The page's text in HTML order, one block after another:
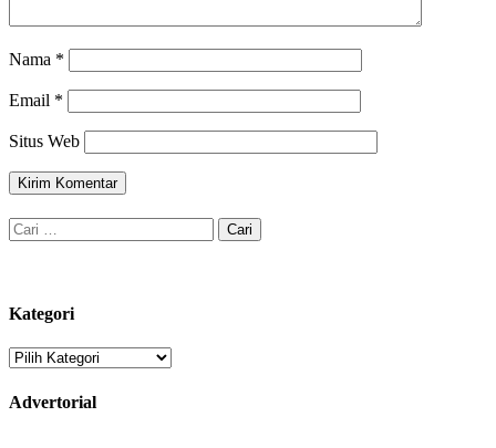
Nama *
Email *
Situs Web
Cari
untuk:
Kategori
Kategori
Advertorial